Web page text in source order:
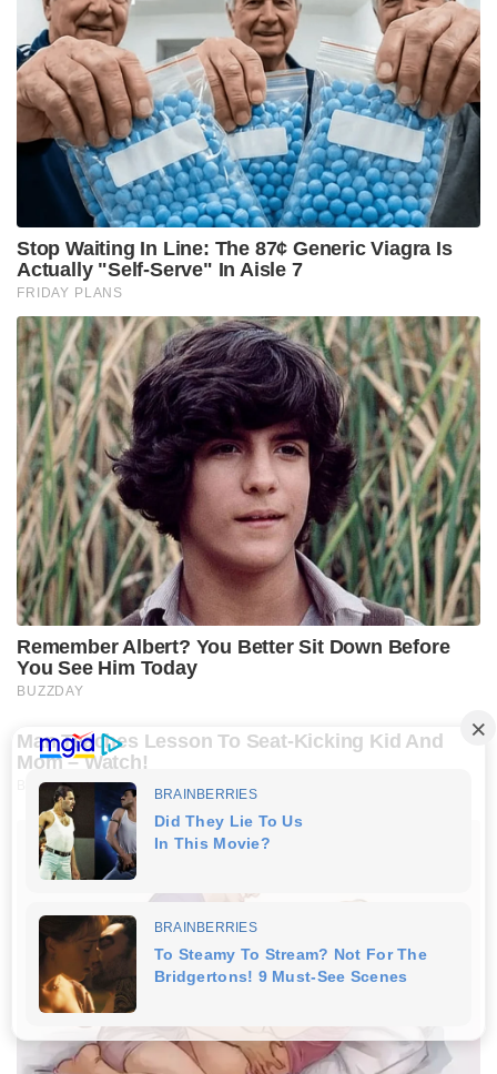
Stop Waiting In Line: The 87¢ Generic Viagra Is
Actually "Self-Serve" In Aisle 7
FRIDAY PLANS
Remember Albert? You Better Sit Down Before
You See Him Today
BUZZDAY
Man Teaches Lesson To Seat-Kicking Kid And
Mom – Watch!
BUZZDAY